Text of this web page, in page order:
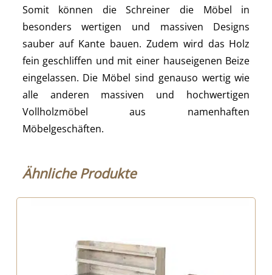
Somit können die Schreiner die Möbel in
besonders wertigen und massiven Designs
sauber auf Kante bauen. Zudem wird das Holz
fein geschliffen und mit einer hauseigenen Beize
eingelassen. Die Möbel sind genauso wertig wie
alle anderen massiven und hochwertigen
Vollholzmöbel aus namenhaften
Möbelgeschäften.
Ähnliche Produkte